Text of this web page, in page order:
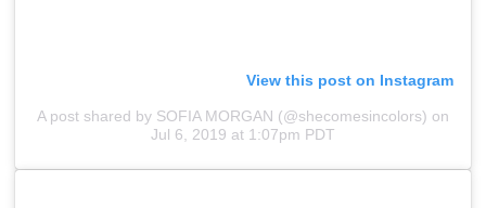
View this post on Instagram
A post shared by SOFIA MORGAN (@shecomesincolors) on
Jul 6, 2019 at 1:07pm PDT